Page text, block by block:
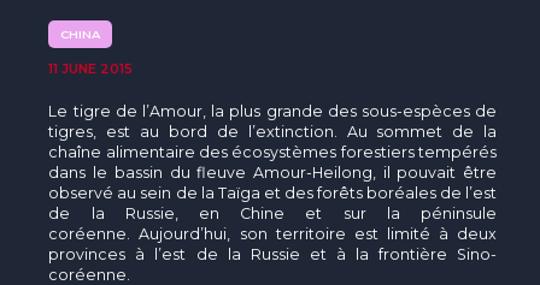
The Green Shift Initiative
CHINA
11 JUNE 2015
Le tigre de l’Amour, la plus grande des sous-espèces de
tigres, est au bord de l’extinction. Au sommet de la
chaîne alimentaire des écosystèmes forestiers tempérés
dans le bassin du fleuve Amour-Heilong, il pouvait être
observé au sein de la Taïga et des forêts boréales de l’est
de la Russie, en Chine et sur la péninsule
coréenne. Aujourd’hui, son territoire est limité à deux
provinces à l’est de la Russie et à la frontière Sino-
coréenne.